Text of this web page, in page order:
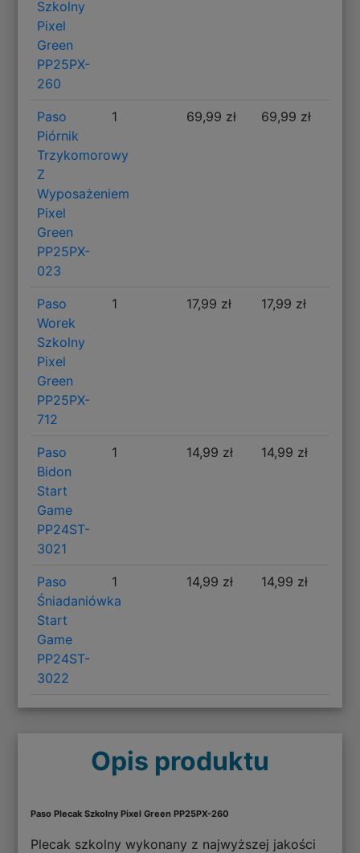
Szkolny
Pixel
Green
PP25PX-
260
Paso
Piórnik
Trzykomorowy
Z
Wyposażeniem
Pixel
Green
PP25PX-
023
1 69,99 zł 69,99 zł
Paso
Worek
Szkolny
Pixel
Green
PP25PX-
712
1 17,99 zł 17,99 zł
Paso
Bidon
Start
Game
PP24ST-
3021
1 14,99 zł 14,99 zł
Paso
Śniadaniówka
Start
Game
PP24ST-
3022
1 14,99 zł 14,99 zł
Opis produktu
Paso Plecak Szkolny Pixel Green PP25PX-260
Plecak szkolny wykonany z najwyższej jakości